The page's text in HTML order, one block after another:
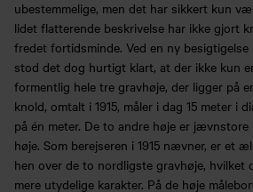
ubestemmelige, men det har sikkert kun
lidet flatterende beskrivelse har ikke gjort
fredet fortidsminde. Ved en ny
stod det dog hurtigt klart, at der ikke kun
formentlig hele tre gravhøje, der ligger på
knold, omtalt i 1915, måler i dag 15 meter i
på én meter. De to andre høje er jævnstore
høje. Som berejseren i 1915 nævner, er et
hen over de to nordligste gravhøje, hvilket
mere utydelige karakter. På de høje